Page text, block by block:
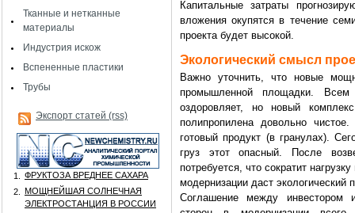
Тканные и нетканные
материалы
Индустрия искож
Вспененные пластики
Трубы
Экспорт статей (rss)
1.
ФРУКТОЗА ВРЕДНЕЕ САХАРА
2.
МОЩНЕЙШАЯ СОЛНЕЧНАЯ
ЭЛЕКТРОСТАНЦИЯ В РОССИИ
Капитальные затраты
вложения окупятся в течение
проекта будет высокой.
Экологический смысл
Важно уточнить, что новые
промышленной площадки.
оздоровляет, но новый
полипропилена довольно
готовый продукт (в гранулах).
груз этот опасный. После
потребуется, что сократит
модернизации даст экологический
Соглашение между инвестором